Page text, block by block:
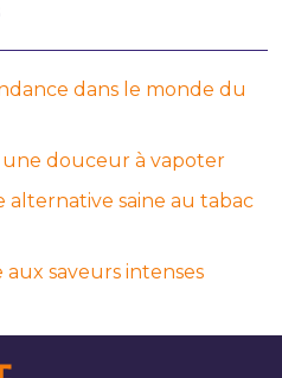
dans le monde du
une douceur à vapoter
alternative saine au tabac
saveurs intenses